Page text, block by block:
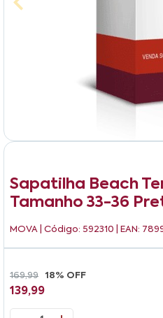
Sapatilha Beach
Tamanho 33-36
MOVA | Código: 592310 | EAN:
169,99 18% OFF
139,99